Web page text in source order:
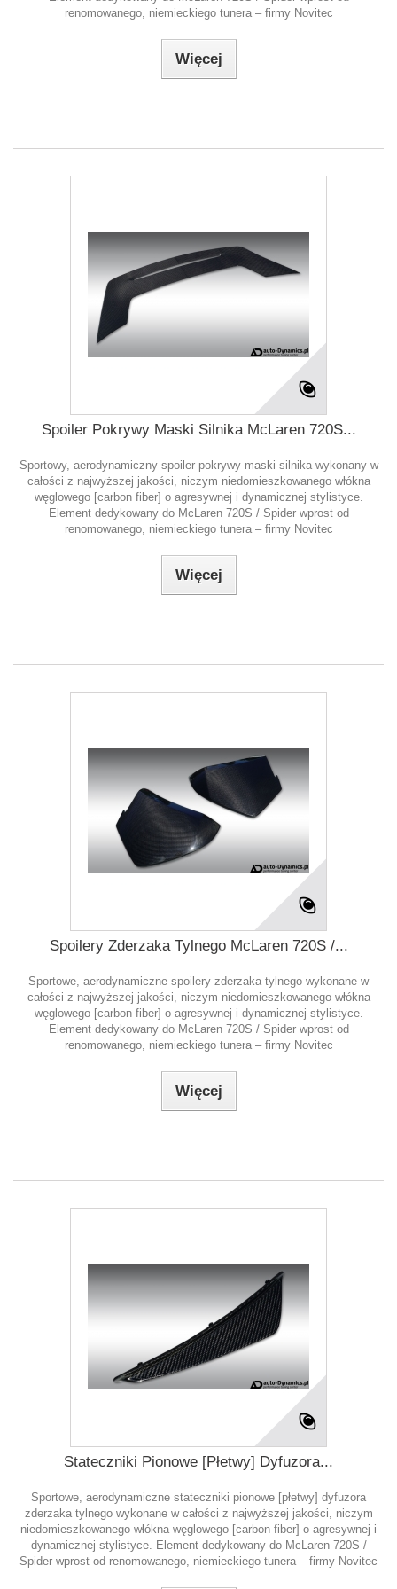
renomowanego, niemieckiego tunera – firmy Novitec
Więcej
Spoiler Pokrywy Maski Silnika McLaren 720S...
Sportowy, aerodynamiczny spoiler pokrywy maski silnika wykonany w
całości z najwyższej jakości, niczym niedomieszkowanego włókna
węglowego [carbon fiber] o agresywnej i dynamicznej stylistyce.
Element dedykowany do McLaren 720S / Spider wprost od
renomowanego, niemieckiego tunera – firmy Novitec
Więcej
Spoilery Zderzaka Tylnego McLaren 720S /...
Sportowe, aerodynamiczne spoilery zderzaka tylnego wykonane w
całości z najwyższej jakości, niczym niedomieszkowanego włókna
węglowego [carbon fiber] o agresywnej i dynamicznej stylistyce.
Element dedykowany do McLaren 720S / Spider wprost od
renomowanego, niemieckiego tunera – firmy Novitec
Więcej
Stateczniki Pionowe [Płetwy] Dyfuzora...
Sportowe, aerodynamiczne stateczniki pionowe [płetwy] dyfuzora
zderzaka tylnego wykonane w całości z najwyższej jakości, niczym
niedomieszkowanego włókna węglowego [carbon fiber] o agresywnej i
dynamicznej stylistyce. Element dedykowany do McLaren 720S /
Spider wprost od renomowanego, niemieckiego tunera – firmy Novitec